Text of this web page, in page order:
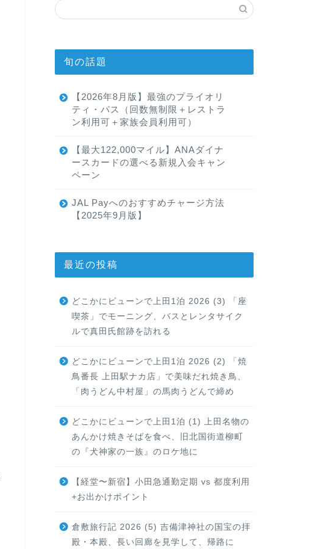
旬の話題
【2026年8月版】最強のプライオリ
ティ・パス（回数無制限＋レストラ
ン利用可＋家族会員利用可）
【最大122,000マイル】ANAダイナ
ースカードの選べる新規入会キャン
ペーン
JAL Payへのおすすめチャージ方法
【2025年9月版】
最近の投稿
どこかにビューンで上田1泊 2026 (3) 「座
喫茶」でモーニング、バスとレンタサイク
ルで真田氏館跡を訪れる
どこかにビューンで上田1泊 2026 (2) 「焼
鳥番長 上田駅ナカ店」で美味だれ焼き鳥、
「肉うどん中村屋」の馬肉うどんで締め
どこかにビューンで上田1泊 (1) 上田名物の
あんかけ焼きそばを食べ、旧北国街道柳町
の『犬神家の一族』のロケ地に
【経堂〜新宿】小田急通勤定期 vs 都度利用
+お出かけポイント
倉敷旅行記 2026 (5) 吉備津神社の国宝の拝
殿・本殿、長い回廊を見学して、帰路に